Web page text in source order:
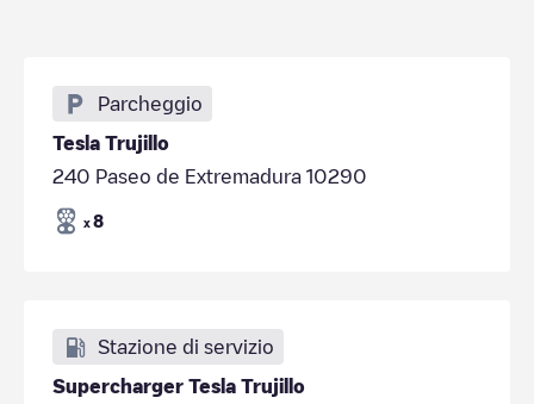
Parcheggio
Tesla Trujillo
240 Paseo de Extremadura 10290
x 8
Stazione di servizio
Supercharger Tesla Trujillo